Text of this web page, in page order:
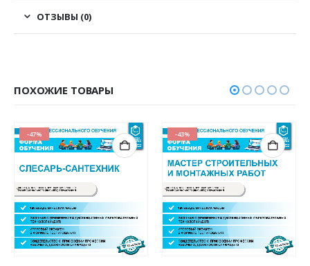
ОТЗЫВЫ (0)
ПОХОЖИЕ ТОВАРЫ
-47% -43%